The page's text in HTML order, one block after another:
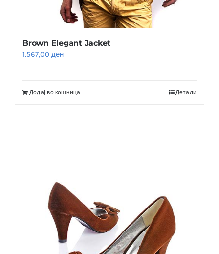
Brown Elegant Jacket
1.567,00ден
Додај во кошница Детали